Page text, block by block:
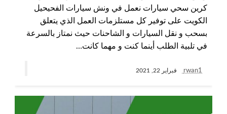
كرين سحي سيارات نعمل في ونش سيارات الفحيحيل
الكويت على توفير كل مستلزمات العمل الذي يتعلق
بسحب و نقل السيارات و الشاحنات حيث نمتاز بالسرعة
في تلبية الطلب أينما كنت و مهما كانت…
rwan1 فبراير 22, 2021